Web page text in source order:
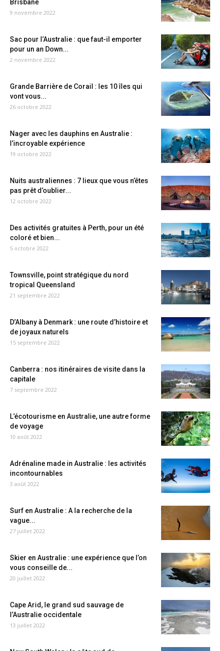
Brisbane
9 novembre 2022
Sac pour l’Australie : que faut-il emporter
pour un an Down...
2 novembre 2022
Grande Barrière de Corail : les 10 îles qui
vont vous...
26 octobre 2022
Nager avec les dauphins en Australie :
l’incroyable expérience
19 octobre 2022
Nuits australiennes : 7 lieux que vous n’êtes
pas prêt d’oublier...
12 octobre 2022
Des activités gratuites à Perth, pour un été
coloré et bien...
5 octobre 2022
Townsville, point stratégique du nord
tropical Queensland
21 septembre 2022
D’Albany à Denmark : une route d’histoire et
de joyaux naturels
15 septembre 2022
Canberra : nos itinéraires de visite dans la
capitale
7 septembre 2022
L’écotourisme en Australie, une autre forme
de voyage
10 août 2022
Adrénaline made in Australie : les activités
incontournables
3 août 2022
Surf en Australie : A la recherche de la
vague...
27 juillet 2022
Skier en Australie : une expérience que l’on
vous conseille de...
20 juillet 2022
Cape Arid, le grand sud sauvage de
l’Australie occidentale
13 juillet 2022